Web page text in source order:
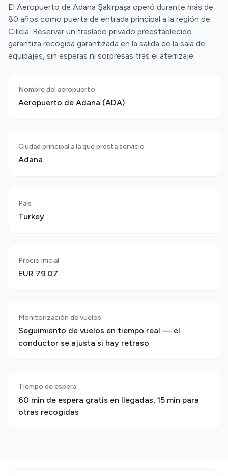
El Aeropuerto de Adana Şakirpaşa operó durante más de
80 años como puerta de entrada principal a la región de
Cilicia. Reservar un traslado privado preestablecido
garantiza recogida garantizada en la salida de la sala de
equipajes, sin esperas ni sorpresas tras el aterrizaje.
Nombre del aeropuerto
Aeropuerto de Adana (ADA)
Ciudad principal a la que presta servicio
Adana
País
Turkey
Precio inicial
EUR 79.07
Monitorización de vuelos
Seguimiento de vuelos en tiempo real — el
conductor se ajusta si hay retraso
Tiempo de espera
60 min de espera gratis en llegadas, 15 min para
otras recogidas